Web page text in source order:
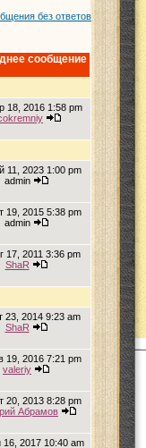
без ответов
сообщение
18, 2016 1:58 pm
11, 2023 1:00 pm
admin
19, 2015 5:38 pm
admin
17, 2011 3:36 pm
ShaR
23, 2014 9:23 am
ShaR
19, 2016 7:21 pm
valeriy
20, 2013 8:28 pm
Абрамов
16, 2017 10:40 am